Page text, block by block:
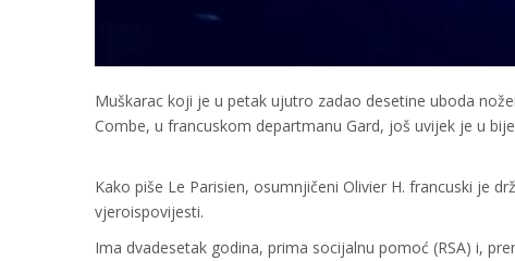
Muškarac koji je u petak ujutro zadao desetine uboda
Combe, u francuskom departmanu Gard, još uvijek je u
Kako piše Le Parisien, osumnjičeni Olivier H. francuski je
vjeroispovijesti.
Ima dvadesetak godina, prima socijalnu pomoć (RSA) i,